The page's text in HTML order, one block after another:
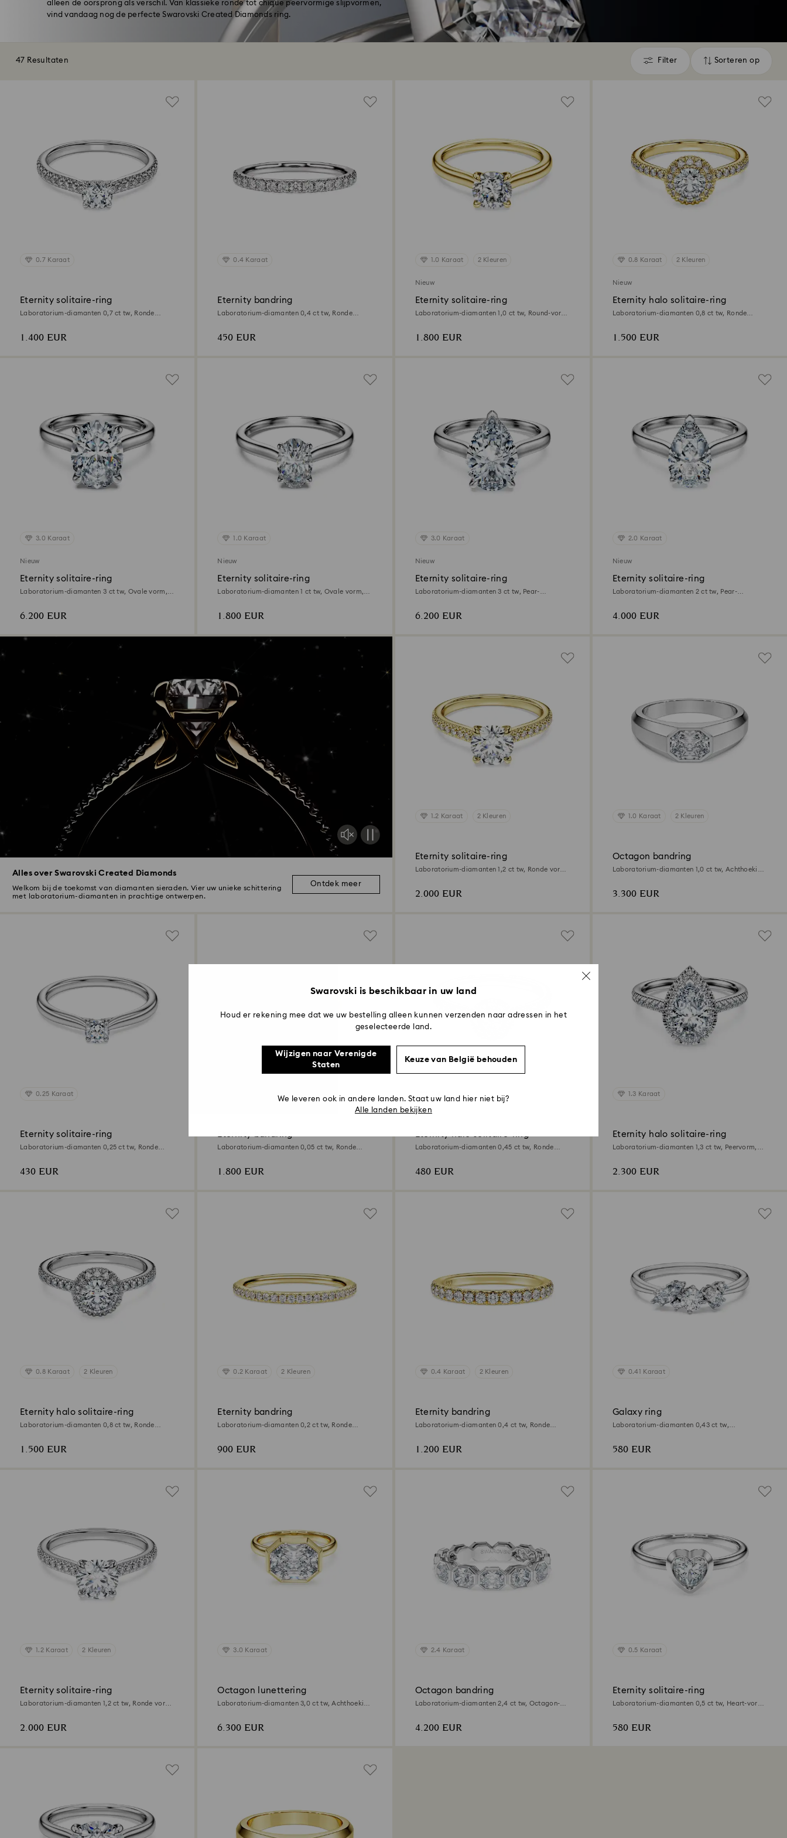
alleen de oorsprong als verschil. Van klassieke ronde tot chique peervormige slijpvormen,
vind vandaag nog de perfecte Swarovski Created Diamonds ring.
47 Resultaten Filter
Filter Sorteren op
Sorteren
Alles over Swarovski Created Diamonds
Welkom bij de toekomst van diamanten sieraden. Vier uw unieke schittering
met laboratorium-diamanten in prachtige ontwerpen.
Ontdek meer
0.7 Karaat
Eternity solitaire-ring
Laboratorium-diamanten 0,7 ct tw, Ronde
1.400 EUR
0.4 Karaat
Eternity bandring
Laboratorium-diamanten 0,4 ct tw, Ronde
450 EUR
1.0 Karaat 2 Kleuren
Nieuw
Eternity solitaire-ring
Laboratorium-diamanten 1,0 ct tw, Round-vorm,
1.800 EUR
0.8 Karaat 2 Kleuren
Nieuw
Eternity halo solitaire-ring
Laboratorium-diamanten 0,8 ct tw, Ronde
1.500 EUR
3.0 Karaat
Nieuw
Eternity solitaire-ring
Laboratorium-diamanten 3 ct tw, Ovale vorm,
6.200 EUR
1.0 Karaat
Nieuw
Eternity solitaire-ring
Laboratorium-diamanten 1 ct tw, Ovale vorm,
1.800 EUR
3.0 Karaat
Nieuw
Eternity solitaire-ring
Laboratorium-diamanten 3 ct tw, Pear-
6.200 EUR
2.0 Karaat
Nieuw
Eternity solitaire-ring
Laboratorium-diamanten 2 ct tw, Pear-
4.000 EUR
1.2 Karaat 2 Kleuren
Eternity solitaire-ring
Laboratorium-diamanten 1,2 ct tw, Ronde vorm,
2.000 EUR
1.0 Karaat 2 Kleuren
Octagon bandring
Laboratorium-diamanten 1,0 ct tw, Achthoekige
3.300 EUR
0.25 Karaat
Eternity solitaire-ring
Laboratorium-diamanten 0,25 ct tw, Ronde
430 EUR
Eternity bandring
Laboratorium-diamanten 0,05 ct tw, Ronde
1.800 EUR
Eternity halo solitaire-ring
Laboratorium-diamanten 0,45 ct tw, Ronde
480 EUR
1.3 Karaat
Eternity halo solitaire-ring
Laboratorium-diamanten 1,3 ct tw, Peervorm,
2.300 EUR
0.8 Karaat 2 Kleuren
Eternity halo solitaire-ring
Laboratorium-diamanten 0,8 ct tw, Ronde
1.500 EUR
0.2 Karaat 2 Kleuren
Eternity bandring
Laboratorium-diamanten 0,2 ct tw, Ronde
900 EUR
0.4 Karaat 2 Kleuren
Eternity bandring
Laboratorium-diamanten 0,4 ct tw, Ronde
1.200 EUR
0.41 Karaat
Galaxy ring
Laboratorium-diamanten 0,43 ct tw,
580 EUR
1.2 Karaat 2 Kleuren
Eternity solitaire-ring
Laboratorium-diamanten 1,2 ct tw, Ronde vorm,
2.000 EUR
3.0 Karaat
Octagon lunettering
Laboratorium-diamanten 3,0 ct tw, Achthoekige
6.300 EUR
2.4 Karaat
Octagon bandring
Laboratorium-diamanten 2,4 ct tw, Octagon-
4.200 EUR
0.5 Karaat
Eternity solitaire-ring
Laboratorium-diamanten 0,5 ct tw, Heart-vorm,
580 EUR
Swarovski is beschikbaar in uw land
Houd er rekening mee dat we uw bestelling alleen kunnen verzenden naar adressen in het
geselecteerde land.
Wijzigen naar Verenigde
Staten
Keuze van België behouden
We leveren ook in andere landen. Staat uw land hier niet bij?
Alle landen bekijken